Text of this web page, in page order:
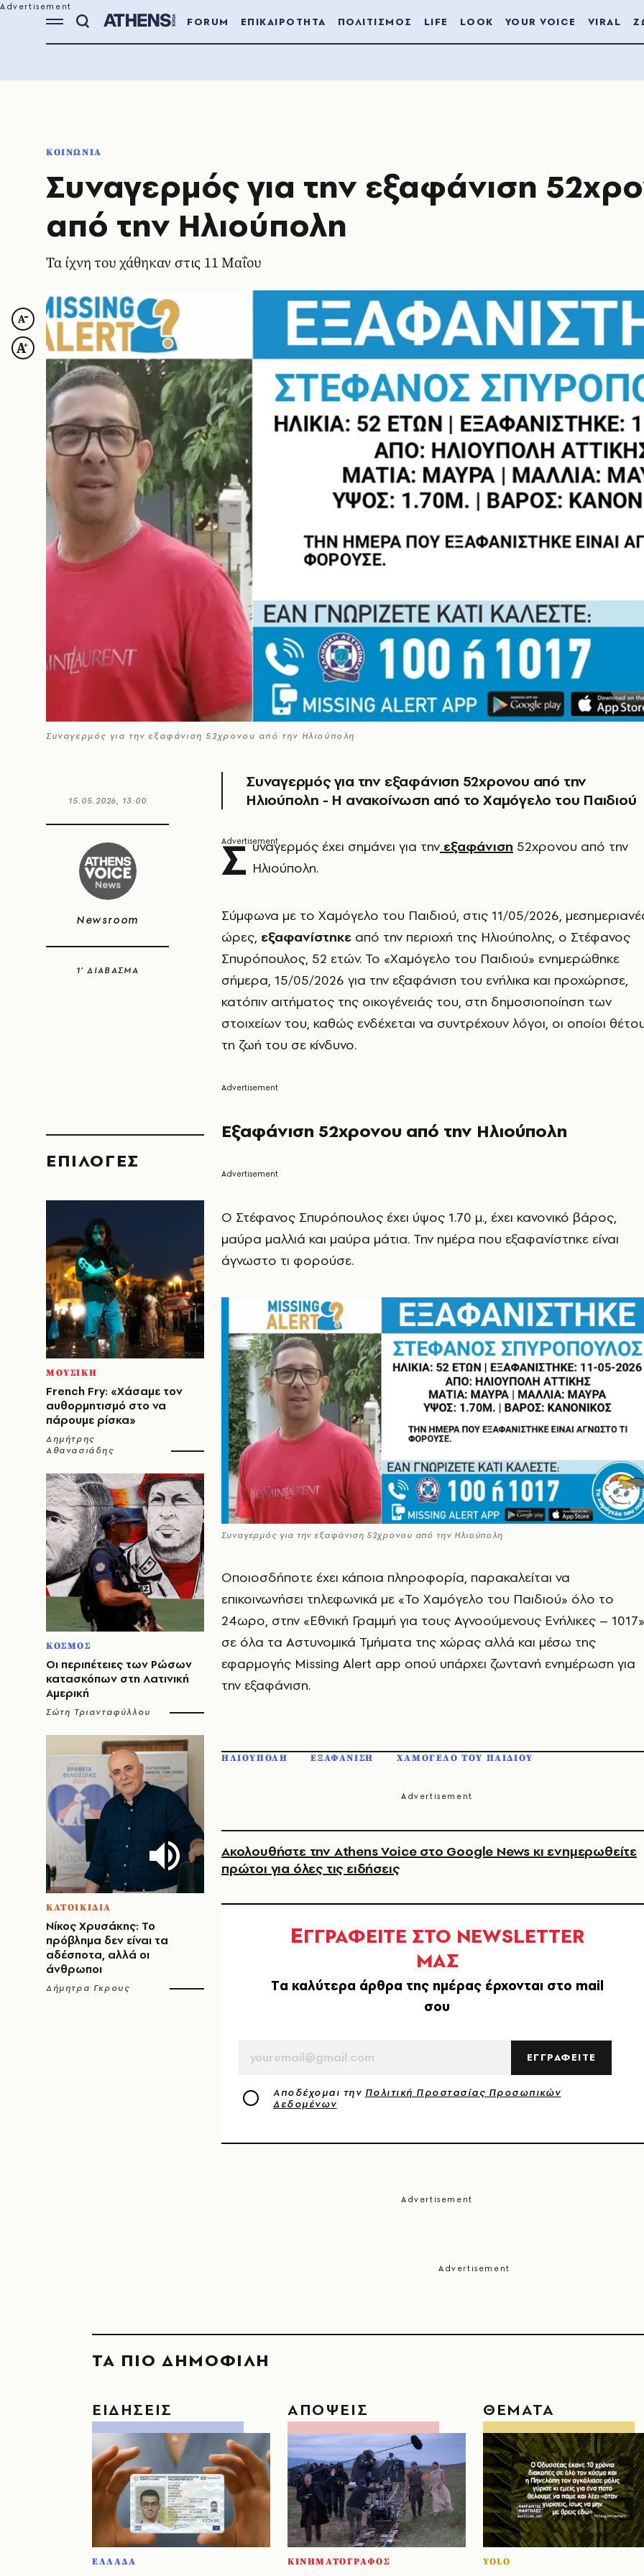
FORUM ΕΠΙΚΑΙΡΟΤΗΤΑ ΠΟΛΙΤΙΣΜΟΣ LIFE LOOK YOUR VOICE VIRAL
ΚΟΙΝΩΝΙΑ
Συναγερμός για την εξαφάνιση
από την Ηλιούπολη
Τα ίχνη του χάθηκαν στις 11 Μαΐου
Συναγερμός για την εξαφάνιση 52χρονου από την Ηλιούπολη
15.05.2026, 13:00
Newsroom
1’ ΔΙΑΒΑΣΜΑ
EΠΙΛΟΓΈΣ
ΜΟΥΣΙΚΗ
French Fry: «Χάσαμε τον
αυθορμητισμό στο να
πάρουμε ρίσκα»
Δημήτρης
Αθανασιάδης
ΚΟΣΜΟΣ
Οι περιπέτειες των Ρώσων
κατασκόπων στη Λατινική
Αμερική
Σώτη Τριανταφύλλου
ΚΑΤΟΙΚΙΔΙΑ
Νίκος Χρυσάκης: Το
πρόβλημα δεν είναι τα
αδέσποτα, αλλά οι
άνθρωποι
Δήμητρα Γκρους
Συναγερμός για την εξαφάνιση 52χρονου από την
Ηλιούπολη - Η ανακοίνωση από το Χαμόγελο του Παιδιού
Σ υναγερμός έχει σημάνει για την εξαφάνιση 52χρονου από την
Ηλιούπολη.
Σύμφωνα με το Χαμόγελο του Παιδιού, στις 11/05/2026,
ώρες, εξαφανίστηκε από την περιοχή της Ηλιούπολης, ο Στέφανος
Σπυρόπουλος, 52 ετών. Το «Χαμόγελο του Παιδιού» ενημερώθηκε
σήμερα, 15/05/2026 για την εξαφάνιση του ενήλικα και προχώρησε,
κατόπιν αιτήματος της οικογένειάς του, στη δημοσιοποίηση των
στοιχείων του, καθώς ενδέχεται να συντρέχουν λόγοι, οι οποίοι
τη ζωή του σε κίνδυνο.
Εξαφάνιση 52χρονου από την Ηλιούπολη
Ο Στέφανος Σπυρόπουλος έχει ύψος 1.70 μ., έχει κανονικό βάρος,
μαύρα μαλλιά και μαύρα μάτια. Την ημέρα που εξαφανίστηκε είναι
άγνωστο τι φορούσε.
Συναγερμός για την εξαφάνιση 52χρονου από την Ηλιούπολη
Οποιοσδήποτε έχει κάποια πληροφορία, παρακαλείται να
επικοινωνήσει τηλεφωνικά με «Το Χαμόγελο του Παιδιού» όλο το
24ωρο, στην «Εθνική Γραμμή για τους Αγνοούμενους Ενήλικες –
σε όλα τα Αστυνομικά Τμήματα της χώρας αλλά και μέσω της
εφαρμογής Missing Alert app οπού υπάρχει ζωντανή ενημέρωση για
την εξαφάνιση.
ΗΛΙΟΥΠΟΛΗ ΕΞΑΦΑΝΙΣΗ ΧΑΜΟΓΕΛΟ ΤΟΥ ΠΑΙΔΙΟΥ
Ακολουθήστε την Athens Voice στο Google News κι ενημερωθείτε
πρώτοι για όλες τις ειδήσεις
ΕΓΓΡΑΦΕΙΤΕ ΣΤΟ NEWSLETTER
ΜΑΣ
Tα καλύτερα άρθρα της ημέρας έρχονται στο mail
σου
ΕΓΓΡΑΦΕΙΤΕ
Αποδέχομαι την Πολιτική Προστασίας Προσωπικών
Δεδομένων
ΤΑ ΠΙΟ ΔΗΜΟΦΙΛΗ
ΕΙΔΗΣΕΙΣ
ΕΛΛΑΔΑ
ΑΠΟΨΕΙΣ
ΚΙΝΗΜΑΤΟΓΡΑΦΟΣ
ΘΕΜΑΤΑ
YOLO